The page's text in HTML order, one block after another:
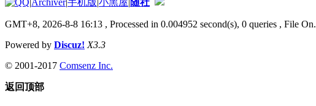
GMT+8, 2026-8-8 16:13 , Processed in 0.004952 second(s), 0 queries , File On.
Powered by Discuz! X3.3
© 2001-2017 Comsenz Inc.
返回顶部